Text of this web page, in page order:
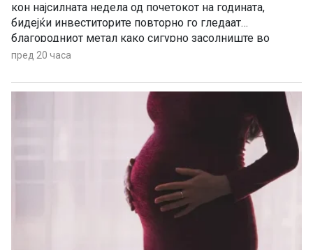
кон најсилната недела од почетокот на годината,
бидејќи инвеститорите повторно го гледаат
благородниот метал како сигурно засолниште во
услови на глобална економска неизвесност.
пред 20 часа